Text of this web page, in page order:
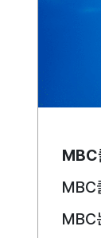
MBC
MBC
MBC